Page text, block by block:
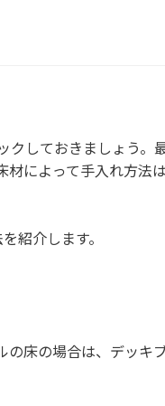
しておきましょう。
によって手入れ方法
紹介します。
床の場合は、デッキ